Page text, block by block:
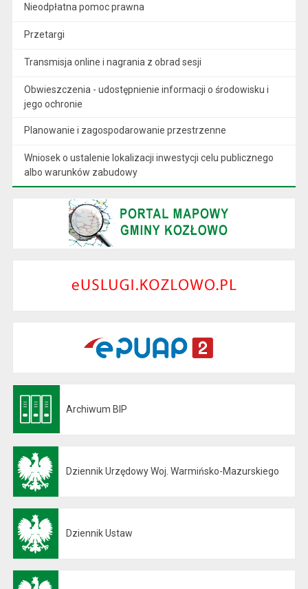
Nieodpłatna pomoc prawna
Przetargi
Transmisja online i nagrania z obrad sesji
Obwieszczenia - udostępnienie informacji o środowisku i
jego ochronie
Planowanie i zagospodarowanie przestrzenne
Wniosek o ustalenie lokalizacji inwestycji celu publicznego
albo warunków zabudowy
Archiwum BIP
Dziennik Urzędowy Woj. Warmińsko-Mazurskiego
Dziennik Ustaw